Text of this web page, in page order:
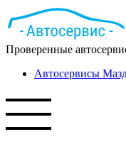
Проверенные
Автосервисы